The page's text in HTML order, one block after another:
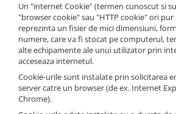
Un "internet Cookie" (termen cunoscut si
"browser cookie" sau "HTTP cookie" ori
reprezinta un fisier de mici dimensiuni,
numere, care va fi stocat pe computerul,
alte echipamente ale unui utilizator prin
acceseaza internetul.
Cookie-urile sunt instalate prin solicitarea
server catre un browser (de ex. Internet
Chrome).